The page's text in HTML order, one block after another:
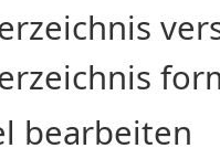
bearbeiten